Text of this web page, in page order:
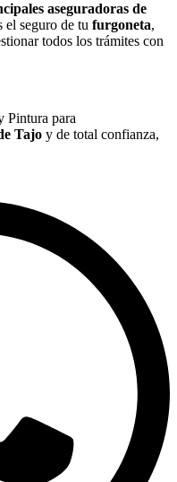
aseguradoras de
el seguro de tu furgoneta,
todos los trámites con
Pintura para
Tajo y de total confianza,